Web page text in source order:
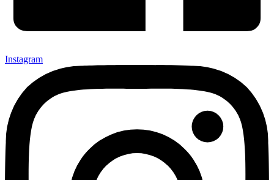
Instagram